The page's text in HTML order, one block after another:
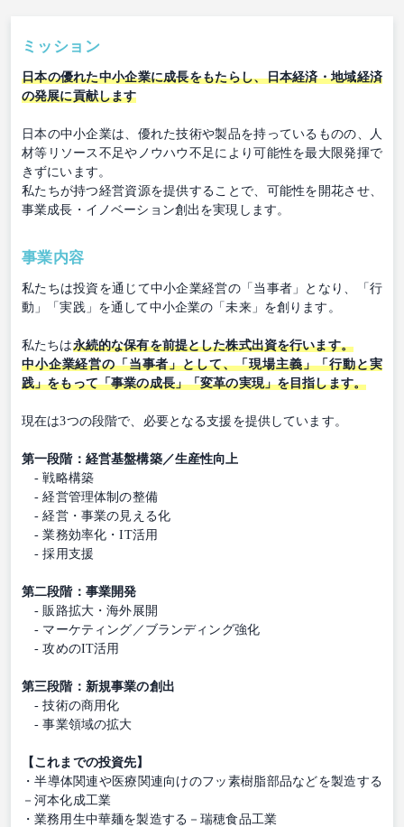
ミッション
日本の優れた中小企業に成長をもたらし、日本経済・地域経済
の発展に貢献します
日本の中小企業は、優れた技術や製品を持っているものの、人
材等リソース不足やノウハウ不足により可能性を最大限発揮で
きずにいます。
私たちが持つ経営資源を提供することで、可能性を開花させ、
事業成長・イノベーション創出を実現します。
事業内容
私たちは投資を通じて中小企業経営の「当事者」となり、「行
動」「実践」を通して中小企業の「未来」を創ります。
私たちは永続的な保有を前提とした株式出資を行います。
中小企業経営の「当事者」として、「現場主義」「行動と実
践」をもって「事業の成長」「変革の実現」を目指します。
現在は3つの段階で、必要となる支援を提供しています。
第一段階：経営基盤構築／生産性向上
- 戦略構築
- 経営管理体制の整備
- 経営・事業の見える化
- 業務効率化・IT活用
- 採用支援
第二段階：事業開発
- 販路拡大・海外展開
- マーケティング／ブランディング強化
- 攻めのIT活用
第三段階：新規事業の創出
- 技術の商用化
- 事業領域の拡大
【これまでの投資先】
・半導体関連や医療関連向けのフッ素樹脂部品などを製造する
－河本化成工業
・業務用生中華麺を製造する－瑞穂食品工業